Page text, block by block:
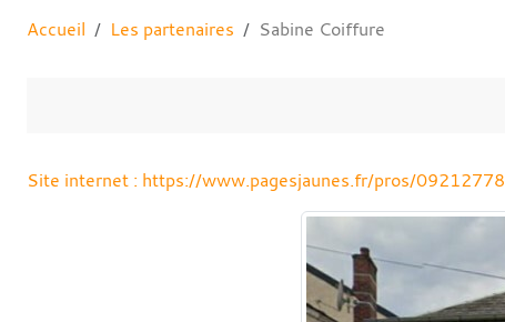
Accueil Les partenaires Sabine Coiffure
Site internet : https://www.pagesjaunes.fr/pros/09212778